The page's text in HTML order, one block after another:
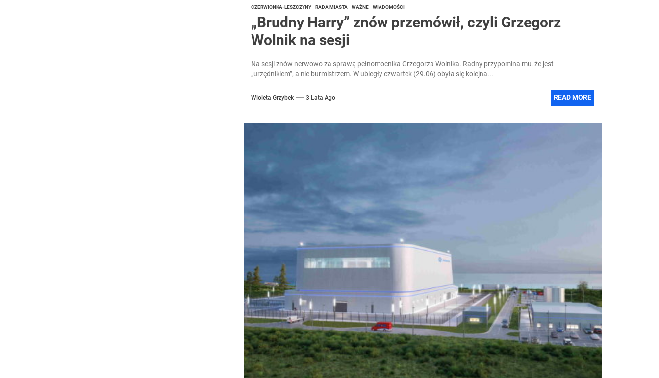
CZERWIONKA-LESZCZYNY RADA MIASTA WAŻNE WIADOMOŚCI
„Brudny Harry” znów przemówił, czyli Grzegorz
Wolnik na sesji
Na sesji znów nerwowo za sprawą pełnomocnika Grzegorza Wolnika. Radny przypomina mu, że jest
„urzędnikiem”, a nie burmistrzem. W ubiegły czwartek (29.06) obyła się kolejna...
Wioleta Grzybek 3 Lata Ago READ MORE